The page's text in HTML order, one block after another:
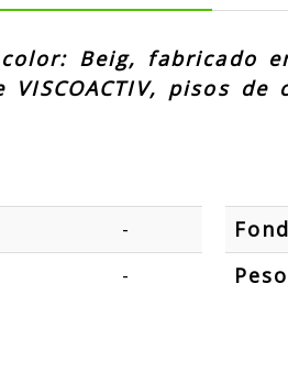
color: Beig,
pisos
-
-